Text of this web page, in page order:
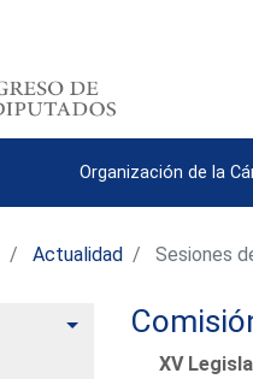
Organización de la
Actualidad Sesiones
Alternar
XV